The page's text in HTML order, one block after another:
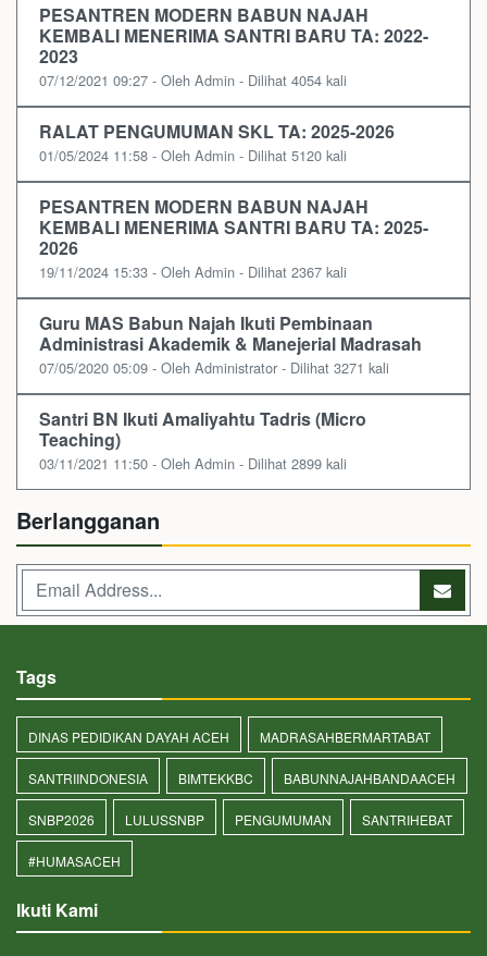
PESANTREN MODERN BABUN NAJAH
KEMBALI MENERIMA SANTRI BARU TA: 2022-
2023
07/12/2021 09:27 - Oleh Admin - Dilihat 4054 kali
RALAT PENGUMUMAN SKL TA: 2025-2026
01/05/2024 11:58 - Oleh Admin - Dilihat 5120 kali
PESANTREN MODERN BABUN NAJAH
KEMBALI MENERIMA SANTRI BARU TA: 2025-
2026
19/11/2024 15:33 - Oleh Admin - Dilihat 2367 kali
Guru MAS Babun Najah Ikuti Pembinaan
Administrasi Akademik & Manejerial Madrasah
07/05/2020 05:09 - Oleh Administrator - Dilihat 3271 kali
Santri BN Ikuti Amaliyahtu Tadris (Micro
Teaching)
03/11/2021 11:50 - Oleh Admin - Dilihat 2899 kali
Berlangganan
Tags
DINAS PEDIDIKAN DAYAH ACEH MADRASAHBERMARTABAT
SANTRIINDONESIA BIMTEKKBC BABUNNAJAHBANDAACEH
SNBP2026 LULUSSNBP PENGUMUMAN SANTRIHEBAT
#HUMASACEH
Ikuti Kami